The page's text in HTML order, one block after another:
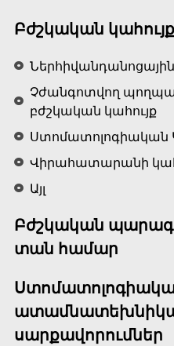
Բժշկական կահույք
Չժանգոտվող
բժշկական կահույք
Ստոմատոլոգիական
Վիրահատարանի
Այլ
Բժշկական
տան համար
սարքավորումներ